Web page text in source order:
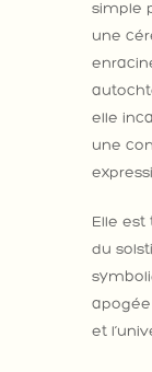
simple
une
elle
une
Elle
du
apogée
et